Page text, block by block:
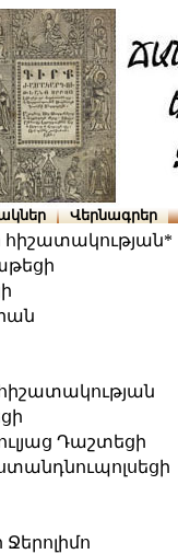
Վերնագրեր
Դաշտեցի